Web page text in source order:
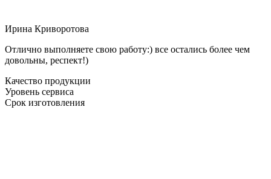
Ирина Криворотова
Отлично выполняете свою работу:) все остались более чем
довольны, респект!)
Качество продукции
Уровень сервиса
Срок изготовления